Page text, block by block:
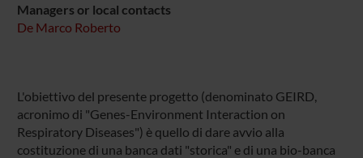
Managers or local contacts
De Marco Roberto
L'obiettivo del presente progetto (denominato GEIRD,
acronimo di "Genes-Environment Interaction on
Respiratory Diseases") è quello di dare avvio alla
costituzione di una banca dati "storica" e di una bio-banca